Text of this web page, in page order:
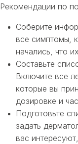
Рекомендации по
Соберите
все симптомы,
начались, что
Составьте
Включите все
которые вы
дозировке и
Подготовьте
задать
вас